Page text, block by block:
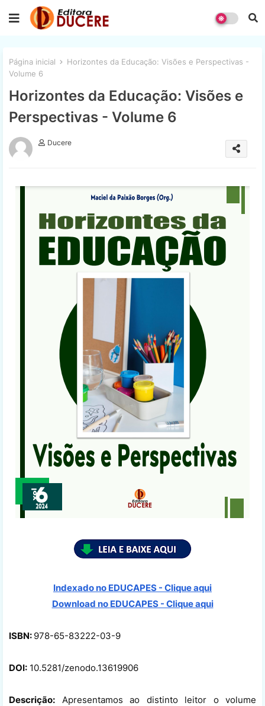
Página inicial
Horizontes da Educação: Visões e Perspectivas -
Volume 6
Horizontes da Educação: Visões e
Perspectivas - Volume 6
Ducere
Indexado no EDUCAPES - Clique aqui
Download no EDUCAPES - Clique aqui
ISBN: 978-65-83222-03-9
DOI: 10.5281/zenodo.13619906
Descrição: Apresentamos ao distinto leitor o volume